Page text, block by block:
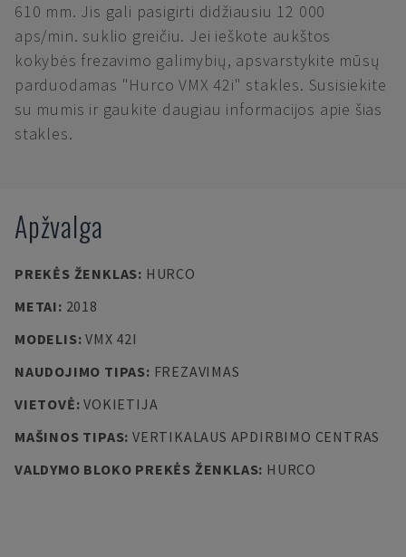
610 mm. Jis gali pasigirti didžiausiu 12 000
aps/min. suklio greičiu. Jei ieškote aukštos
kokybės frezavimo galimybių, apsvarstykite mūsų
parduodamas "Hurco VMX 42i" stakles. Susisiekite
su mumis ir gaukite daugiau informacijos apie šias
stakles.
Apžvalga
PREKĖS ŽENKLAS: HURCO
METAI: 2018
MODELIS:VMX 42I
NAUDOJIMO TIPAS: FREZAVIMAS
VIETOVĖ:VOKIETIJA
MAŠINOS TIPAS: VERTIKALAUS APDIRBIMO CENTRAS
VALDYMO BLOKO PREKĖS ŽENKLAS: HURCO